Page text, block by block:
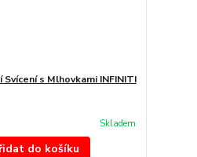
Svícení s Mlhovkami INFINITI
Skladem
do košíku